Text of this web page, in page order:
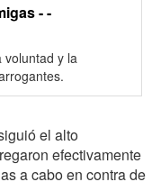
- -
voluntad y la
el alto
efectivamente
a cabo en contra de